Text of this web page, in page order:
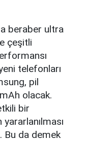
beraber ultra
çeşitli
telefonları
pil
olacak.
bir
Bu da demek